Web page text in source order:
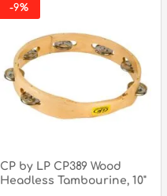
CP by LP CP389 Wood
Headless Tambourine, 10"
-9%